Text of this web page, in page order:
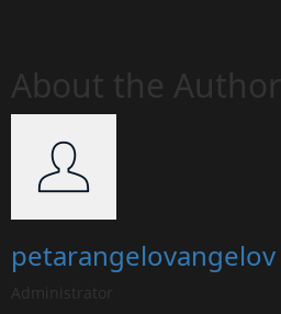
About the Author
petarangelovangelov
Administrator